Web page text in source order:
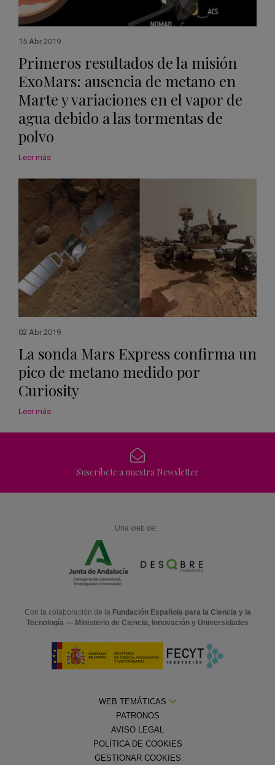
15 Abr 2019
Primeros resultados de la misión
ExoMars: ausencia de metano en
Marte y variaciones en el vapor de
agua debido a las tormentas de
polvo
Leer más
02 Abr 2019
La sonda Mars Express confirma un
pico de metano medido por
Curiosity
Leer más
Suscríbete a nuestra Newsletter
Una web de:
Con la colaboración de la Fundación Española para la Ciencia y la
Tecnología — Ministerio de Ciencia, Innovación y Universidades
WEB TEMÁTICAS
PATRONOS
AVISO LEGAL
POLÍTICA DE COOKIES
GESTIONAR COOKIES